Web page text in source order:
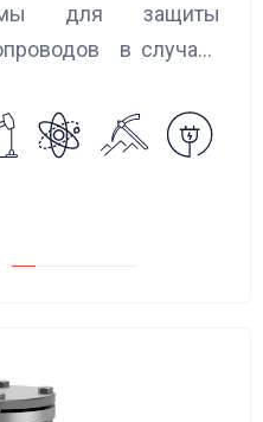
для защиты
в случаях
низкого давления.